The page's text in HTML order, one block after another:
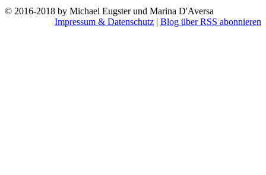
© 2016-2018 by Michael Eugster und Marina D'Aversa
Impressum & Datenschutz | Blog über RSS abonnieren